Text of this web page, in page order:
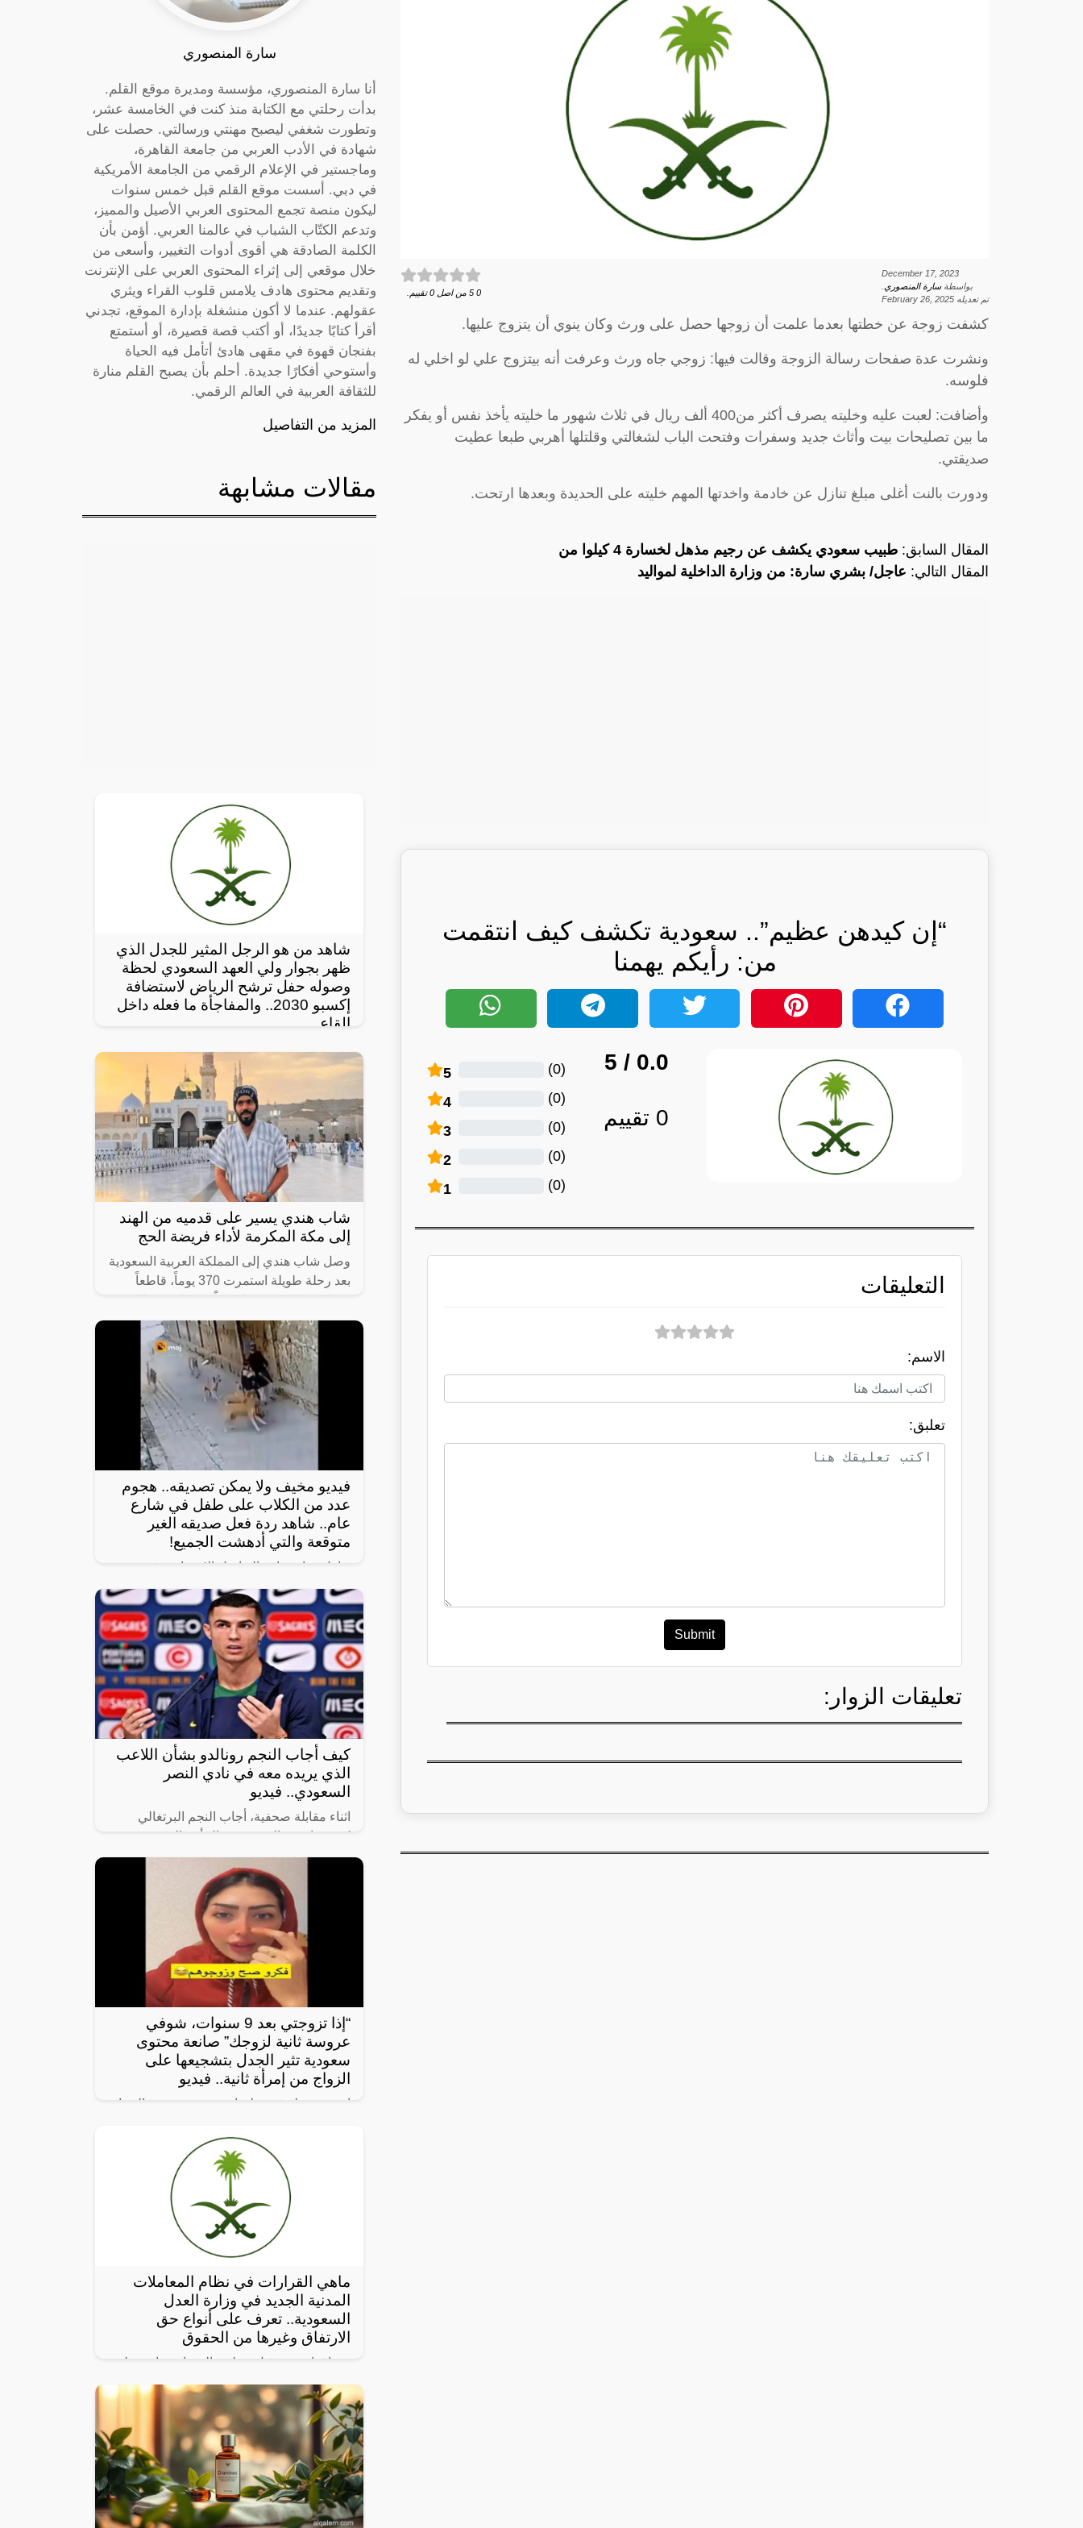
December 17, 2023
بواسطةسارة المنصوري
تم تعديله February 26, 2025
0
5 من اصل 0 تقييم.
كشفت زوجة عن خطتها بعدما علمت أن زوجها حصل على ورث وكان ينوي أن يتزوج عليها.
ونشرت عدة صفحات رسالة الزوجة وقالت فيها: زوجي جاه ورث وعرفت أنه بيتزوج علي لو اخلي له
فلوسه.
وأضافت: لعبت عليه وخليته يصرف أكثر من400 ألف ريال في ثلاث شهور ما خليته يأخذ نفس أو يفكر
ما بين تصليحات بيت وأثاث جديد وسفرات وفتحت الباب لشغالتي وقلتلها أهربي طبعا عطيت
صديقتي.
ودورت بالنت أغلى مبلغ تنازل عن خادمة واخدتها المهم خليته على الحديدة وبعدها ارتحت.
المقال السابق: طبيب سعودي يكشف عن رجيم مذهل لخسارة 4 كيلوا من
المقال التالي: عاجل/ بشري سارة: من وزارة الداخلية لمواليد
“إن كيدهن عظيم”.. سعودية تكشف كيف انتقمت
من: رأيكم يهمنا
0.0
/ 5
0 تقييم
5 (
0
)
4 (
0
)
3 (
0
)
2 (
0
)
1 (
0
)
التعليقات
الاسم:
تعلبق:
Submit
تعليقات الزوار:
سارة المنصوري
أنا سارة المنصوري، مؤسسة ومديرة موقع القلم.
بدأت رحلتي مع الكتابة منذ كنت في الخامسة عشر،
وتطورت شغفي ليصبح مهنتي ورسالتي. حصلت على
شهادة في الأدب العربي من جامعة القاهرة،
وماجستير في الإعلام الرقمي من الجامعة الأمريكية
في دبي. أسست موقع القلم قبل خمس سنوات
ليكون منصة تجمع المحتوى العربي الأصيل والمميز،
وتدعم الكتّاب الشباب في عالمنا العربي. أؤمن بأن
الكلمة الصادقة هي أقوى أدوات التغيير، وأسعى من
خلال موقعي إلى إثراء المحتوى العربي على الإنترنت
وتقديم محتوى هادف يلامس قلوب القراء ويثري
عقولهم. عندما لا أكون منشغلة بإدارة الموقع، تجدني
أقرأ كتابًا جديدًا، أو أكتب قصة قصيرة، أو أستمتع
بفنجان قهوة في مقهى هادئ أتأمل فيه الحياة
وأستوحي أفكارًا جديدة. أحلم بأن يصبح القلم منارة
للثقافة العربية في العالم الرقمي.
المزيد من التفاصيل
مقالات مشابهة
شاهد من هو الرجل المثير للجدل الذي
ظهر بجوار ولي العهد السعودي لحظة
وصوله حفل ترشح الرياض لاستضافة
إكسبو 2030.. والمفاجأة ما فعله داخل
القاع
أحدث ظهور للرجل المجهول ذو النظرات
الحادة الذي يقف دوماً بالقرب من ولي العهد
السعودي الأمير محمد بن سلمان ويرافقه في
شاب هندي يسير على قدميه من الهند
إلى مكة المكرمة لأداء فريضة الحج
وصل شاب هندي إلى المملكة العربية السعودية
بعد رحلة طويلة استمرت 370 يوماً، قاطعاً
الهندية إلى مكة المكرّمة سيراً على
فيديو مخيف ولا يمكن تصديقه.. هجوم
عدد من الكلاب على طفل في شارع
عام.. شاهد ردة فعل صديقه الغير
متوقعة والتي أدهشت الجميع!
تداول رواد مواقع التواصل الاجتماعي فيديو
مروع يظهر هجوم عدد من الكلاب على طفل
أثناء سيره في شارع عام برفقة صديقه.
كيف أجاب النجم رونالدو بشأن اللاعب
الذي يريده معه في نادي النصر
السعودي.. فيديو
اثناء مقابلة صحفية، أجاب النجم البرتغالي
كريستيانو رونالدو عن سؤال أحد الصحفيين
حول اللاعب الذي يرغب في رؤيته في صفوف
النصر، فأجاب رونالدو ضاحكًا “أختارك أنت،
“إذا تزوجتي بعد 9 سنوات، شوفي
عروسة ثانية لزوجك” صانعة محتوى
سعودية تثير الجدل بتشجيعها على
الزواج من إمرأة ثانية.. فيديو
انتشر مقطع فيديو لصانعة محتوى تنصح النساء
سنوات، شوفي عروسة ثانية
ماهي القرارات في نظام المعاملات
المدنية الجديد في وزارة العدل
السعودية.. تعرف على أنواع حق
الارتفاق وغيرها من الحقوق
بعد إقراره من قبل مجلس الوزراء برئاسة ولي
العهد، نشرت صحيفة “أم القرى” تفاصيل نظام
المعاملات المدنية الجديد في المملكة العربية
السعودية، والذي سيتم تطبيقه بعد